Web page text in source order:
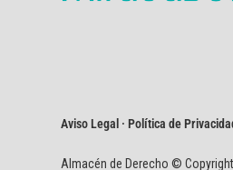
Aviso Legal · Política de
Almacén de Derecho ©